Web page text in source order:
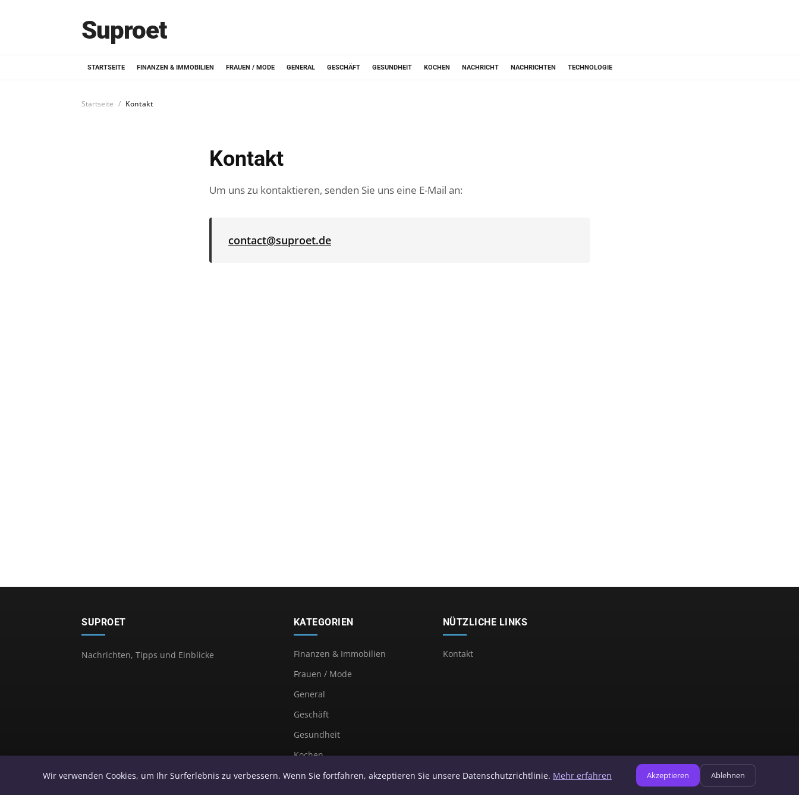
Suproet
STARTSEITE FINANZEN & IMMOBILIEN FRAUEN / MODE GENERAL GESCHÄFT GESUNDHEIT KOCHEN NACHRICHT NACHRICHTEN TECHNOLOGIE
Startseite Kontakt
Kontakt
Um uns zu kontaktieren, senden Sie uns eine E-Mail an:
contact@suproet.de
SUPROET
Nachrichten, Tipps und Einblicke
KATEGORIEN
Finanzen & Immobilien
Frauen / Mode
General
Geschäft
Gesundheit
Kochen
Nachricht
Nachrichten
NÜTZLICHE LINKS
Kontakt
Wir verwenden Cookies, um Ihr Surferlebnis zu verbessern. Wenn Sie fortfahren, akzeptieren Sie unsere Datenschutzrichtlinie. Mehr erfahren Akzeptieren Ablehnen